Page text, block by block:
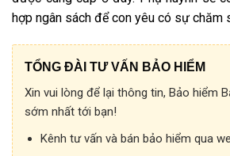
hợp ngân sách để con yêu có sự chăm
TỔNG ĐÀI TƯ VẤN BẢO HIỂM
Xin vui lòng để lại thông tin, Bảo hiểm
sớm nhất tới bạn!
Kênh tư vấn và bán bảo hiểm qua